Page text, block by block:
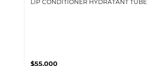
LIP CONDITIONER HYDRATANT TUBE
$55.000